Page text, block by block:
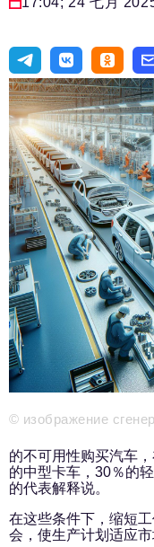
旅游业
进口替代
国防工业
专家
编辑部的电话号码:+7
编辑电子邮件:
新闻部
info@business-
广告部
reklama@business-
发行部/编辑订阅
podpiska@business-
partner@business-
© изображение
的不可用性购买汽车
的中型卡车，30％的
的代表解释说。
在这些条件下，缩短
会，使生产计划适应